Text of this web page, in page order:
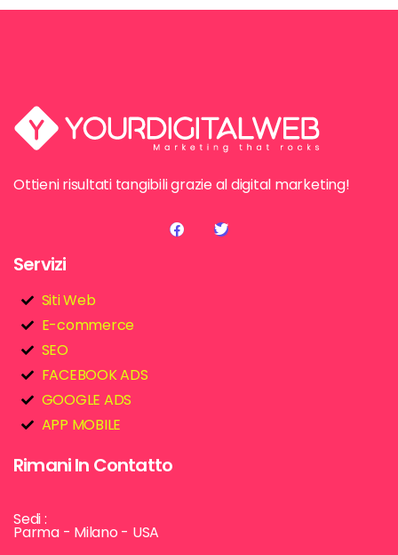
Ottieni risultati tangibili grazie al digital marketing!
Servizi
Siti Web
E-commerce
SEO
FACEBOOK ADS
GOOGLE ADS
APP MOBILE
Rimani In Contatto
Sedi :
Parma - Milano - USA